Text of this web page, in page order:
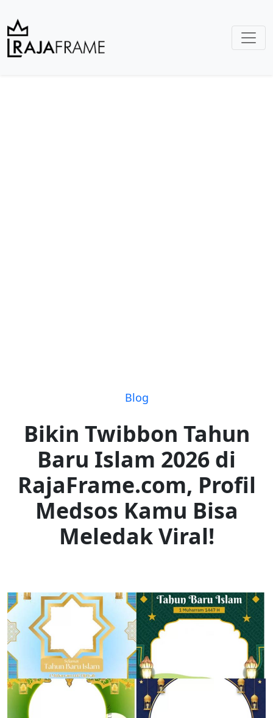
Blog
Bikin Twibbon Tahun
Baru Islam 2026 di
RajaFrame.com, Profil
Medsos Kamu Bisa
Meledak Viral!